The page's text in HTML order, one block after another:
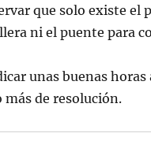
que solo existe el
ni el puente para
unas buenas
más de resolución.